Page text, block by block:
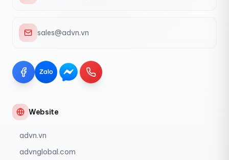
sales@advn.vn
Website
advn.vn
advnglobal.com